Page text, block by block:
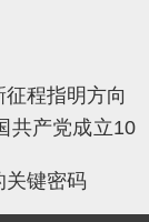
程指明方向
共产党成立10
关键密码